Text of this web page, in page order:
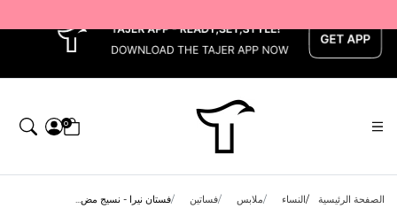
0
الصفحة الرئيسية النساء ملابس فساتين فستان نيرا - نسيج مض...